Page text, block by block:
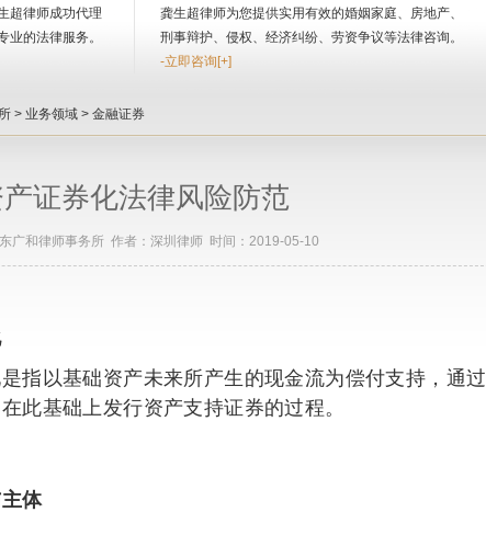
超律师成功代理
业的法律服务。
龚生超律师为您提供实用有效的婚姻家庭、房地产、
刑事辩护、侵权、经济纠纷、劳资争议等法律咨询。
-立即咨询[+]
> 业务领域 > 金融证券
产证券化法律风险防范
广和律师事务所 作者：深圳律师 时间：2019-05-10
以基础资产未来所产生的现金流为偿付支持，通过
此基础上发行资产支持证券的过程。
体